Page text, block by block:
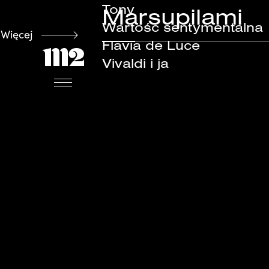
Więcej
Marsupilami
Tony
Tony
Wartość sentymentalna
Flavia de Luce
Vivaldi i ja